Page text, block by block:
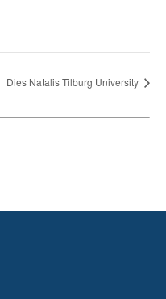
Dies Natalis Tilburg University